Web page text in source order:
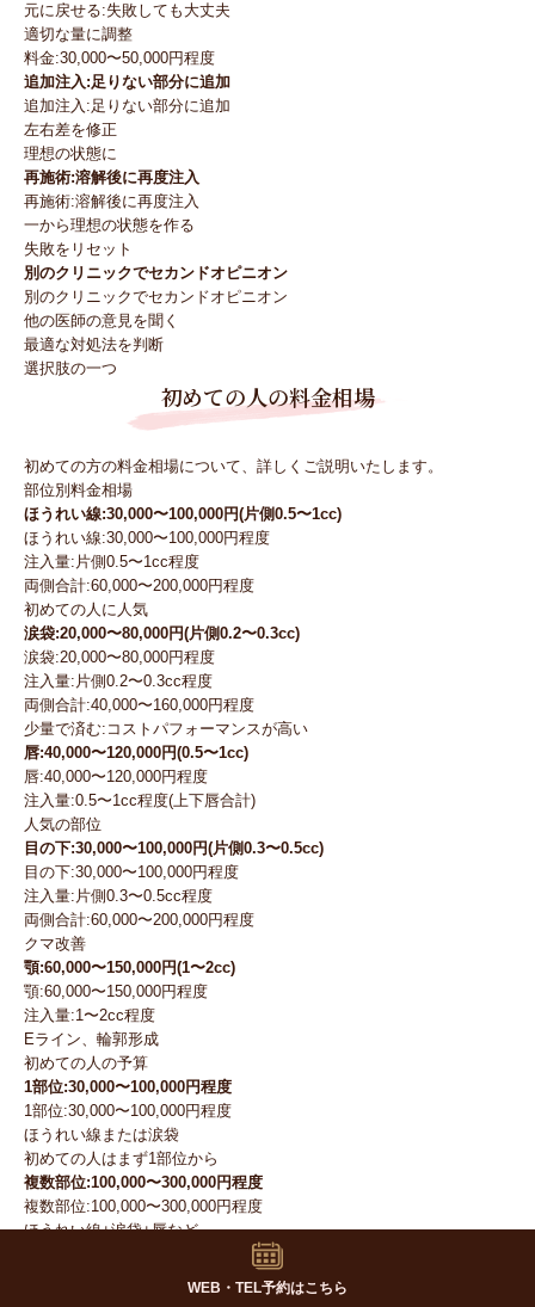
元に戻せる:失敗しても大丈夫
適切な量に調整
料金:30,000〜50,000円程度
追加注入:足りない部分に追加
追加注入:足りない部分に追加
左右差を修正
理想の状態に
再施術:溶解後に再度注入
再施術:溶解後に再度注入
一から理想の状態を作る
失敗をリセット
別のクリニックでセカンドオピニオン
別のクリニックでセカンドオピニオン
他の医師の意見を聞く
最適な対処法を判断
選択肢の一つ
初めての人の料金相場
初めての方の料金相場について、詳しくご説明いたします。
部位別料金相場
ほうれい線:30,000〜100,000円(片側0.5〜1cc)
ほうれい線:30,000〜100,000円程度
注入量:片側0.5〜1cc程度
両側合計:60,000〜200,000円程度
初めての人に人気
涙袋:20,000〜80,000円(片側0.2〜0.3cc)
涙袋:20,000〜80,000円程度
注入量:片側0.2〜0.3cc程度
両側合計:40,000〜160,000円程度
少量で済む:コストパフォーマンスが高い
唇:40,000〜120,000円(0.5〜1cc)
唇:40,000〜120,000円程度
注入量:0.5〜1cc程度(上下唇合計)
人気の部位
目の下:30,000〜100,000円(片側0.3〜0.5cc)
目の下:30,000〜100,000円程度
注入量:片側0.3〜0.5cc程度
両側合計:60,000〜200,000円程度
クマ改善
顎:60,000〜150,000円(1〜2cc)
顎:60,000〜150,000円程度
注入量:1〜2cc程度
Eライン、輪郭形成
初めての人の予算
1部位:30,000〜100,000円程度
1部位:30,000〜100,000円程度
ほうれい線または涙袋
初めての人はまず1部位から
複数部位:100,000〜300,000円程度
複数部位:100,000〜300,000円程度
ほうれい線+涙袋+唇など
WEB・TEL予約はこちら